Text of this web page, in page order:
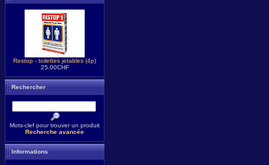
Restop - toilettes jetables (4p)
25.00CHF
Rechercher
Mots-clef pour trouver un produit
Recherche avancée
Informations